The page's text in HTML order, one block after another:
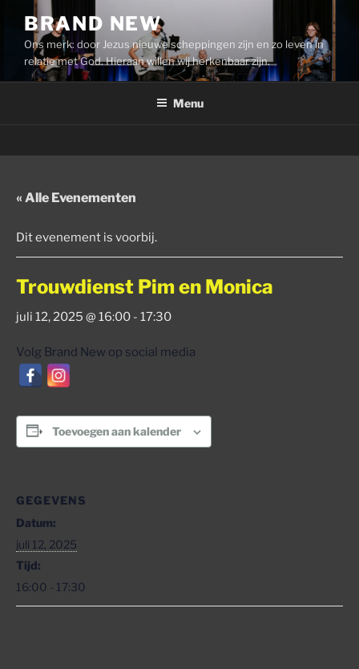
inhoud
BRAND NEW
Ons merk: door Jezus nieuwe scheppingen zijn en zo leven in
relatie met God. Hieraan willen wij herkenbaar zijn.
Menu
« Alle Evenementen
Dit evenement is voorbij.
Trouwdienst Pim en Monica
juli 12, 2025 @ 16:00 - 17:30
Volg Brand New op social media
Toevoegen aan kalender
GEGEVENS
Datum:
juli 12, 2025
Tijd:
16:00 - 17:30